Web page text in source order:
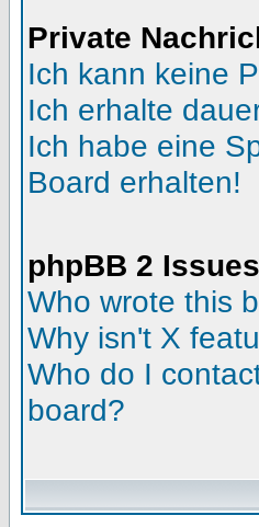
Private
Ich kann keine
Ich erhalte
Ich habe eine
Board erhalten!
phpBB 2 Issues
Who wrote this
Why isn't X
Who do I
board?